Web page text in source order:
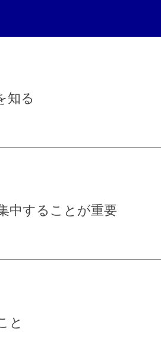
知る
中することが重要
と